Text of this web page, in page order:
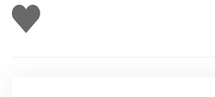
Me
gusta